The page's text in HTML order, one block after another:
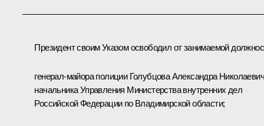
Президент своим Указом освободил от занимаемой
генерал-майора полиции Голубцова Александра
начальника Управления Министерства внутренних дел
Российской Федерации по Владимирской области;